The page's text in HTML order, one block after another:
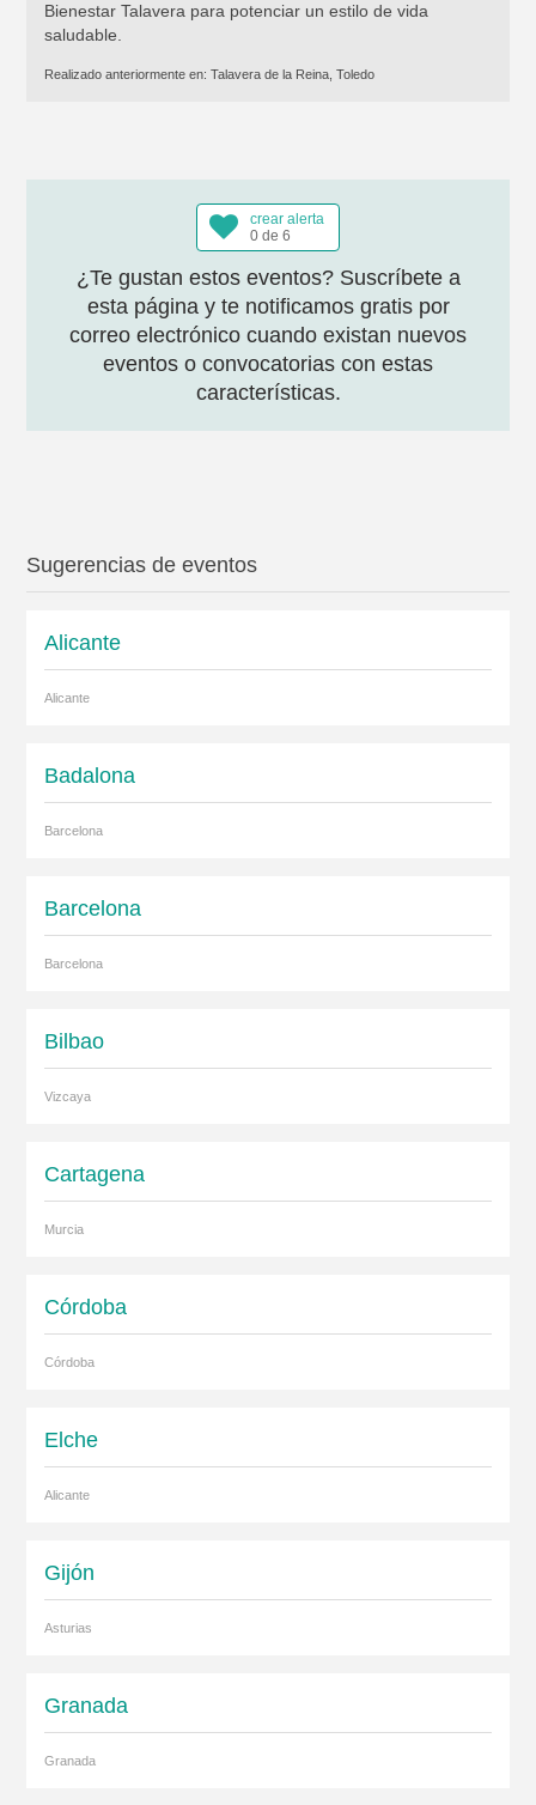
Bienestar Talavera para potenciar un estilo de vida
saludable.
Realizado anteriormente en: Talavera de la Reina, Toledo
crear alerta
0 de 6
¿Te gustan estos eventos? Suscríbete a
esta página y te notificamos gratis por
correo electrónico cuando existan nuevos
eventos o convocatorias con estas
características.
Sugerencias de eventos
Alicante
Alicante
Badalona
Barcelona
Barcelona
Barcelona
Bilbao
Vizcaya
Cartagena
Murcia
Córdoba
Córdoba
Elche
Alicante
Gijón
Asturias
Granada
Granada